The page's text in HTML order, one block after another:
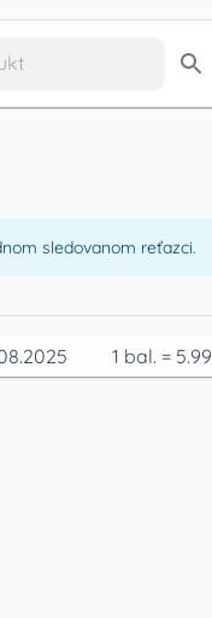
sledovanom reťazci.
1 bal. = 5.99